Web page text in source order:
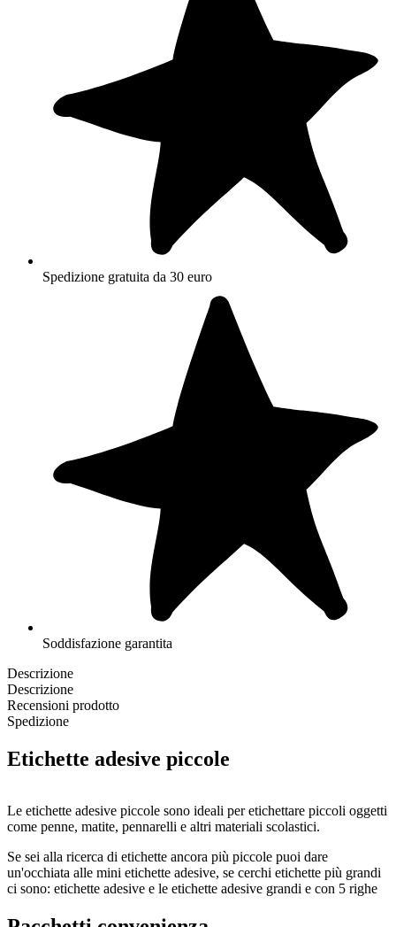
Spedizione gratuita da 30 euro
Soddisfazione garantita
Descrizione
Descrizione
Recensioni prodotto
Spedizione
Etichette adesive piccole
Le etichette adesive piccole sono ideali per etichettare piccoli oggetti
come penne, matite, pennarelli e altri materiali scolastici.
Se sei alla ricerca di etichette ancora più piccole puoi dare
un'occhiata alle mini etichette adesive, se cerchi etichette più grandi
ci sono: etichette adesive e le etichette adesive grandi e con 5 righe